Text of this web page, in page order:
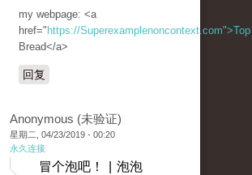
my webpage: <a
href=" https://Superexamplenoncontext.com">Top
Bread</a>
回复
Anonymous (未验证)
星期二, 04/23/2019 - 00:20
永久连接
冒个泡吧！ | 泡泡